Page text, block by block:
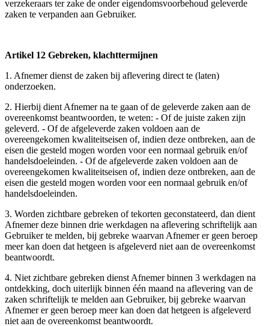
verzekeraars ter zake de onder eigendomsvoorbehoud geleverde
zaken te verpanden aan Gebruiker.
Artikel 12 Gebreken, klachttermijnen
1. Afnemer dienst de zaken bij aflevering direct te (laten)
onderzoeken.
2. Hierbij dient Afnemer na te gaan of de geleverde zaken aan de
overeenkomst beantwoorden, te weten: - Of de juiste zaken zijn
geleverd. - Of de afgeleverde zaken voldoen aan de
overeengekomen kwaliteitseisen of, indien deze ontbreken, aan de
eisen die gesteld mogen worden voor een normaal gebruik en/of
handelsdoeleinden. - Of de afgeleverde zaken voldoen aan de
overeengekomen kwaliteitseisen of, indien deze ontbreken, aan de
eisen die gesteld mogen worden voor een normaal gebruik en/of
handelsdoeleinden.
3. Worden zichtbare gebreken of tekorten geconstateerd, dan dient
Afnemer deze binnen drie werkdagen na aflevering schriftelijk aan
Gebruiker te melden, bij gebreke waarvan Afnemer er geen beroep
meer kan doen dat hetgeen is afgeleverd niet aan de overeenkomst
beantwoordt.
4. Niet zichtbare gebreken dienst Afnemer binnen 3 werkdagen na
ontdekking, doch uiterlijk binnen één maand na aflevering van de
zaken schriftelijk te melden aan Gebruiker, bij gebreke waarvan
Afnemer er geen beroep meer kan doen dat hetgeen is afgeleverd
niet aan de overeenkomst beantwoordt.